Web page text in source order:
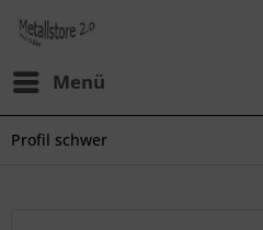
Menü
Profil schwer